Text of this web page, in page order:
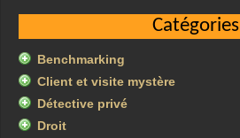
Catégories
Benchmarking
Client et visite mystère
Détective privé
Droit